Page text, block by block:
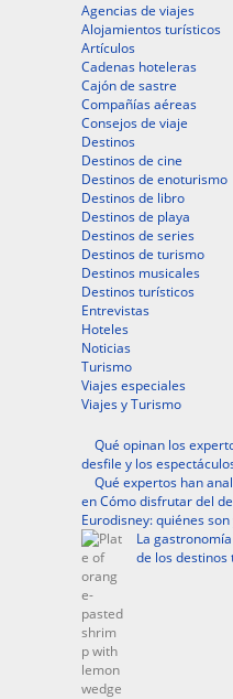
Agencias de viajes
Alojamientos turísticos
Artículos
Cadenas hoteleras
Cajón de sastre
Compañías aéreas
Consejos de viaje
Destinos
Destinos de cine
Destinos de enoturismo
Destinos de libro
Destinos de playa
Destinos de series
Destinos de turismo
Destinos musicales
Destinos turísticos
Entrevistas
Hoteles
Noticias
Turismo
Viajes especiales
Viajes y Turismo
Qué opinan los
desfile y los
Qué expertos han
en Cómo disfrutar del
Eurodisney: quiénes
La
de los destinos